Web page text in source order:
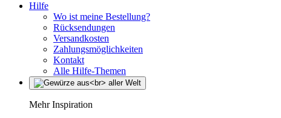
Hilfe
Wo ist meine Bestellung?
Rücksendungen
Versandkosten
Zahlungsmöglichkeiten
Kontakt
Alle Hilfe-Themen
Mehr Inspiration